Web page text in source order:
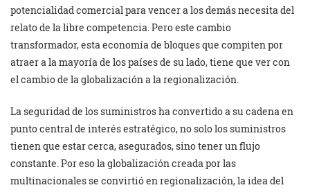
potencialidad comercial para vencer a los demás necesita del
relato de la libre competencia. Pero este cambio
transformador, esta economía de bloques que compiten por
atraer a la mayoría de los países de su lado, tiene que ver con
el cambio de la globalización a la regionalización.
La seguridad de los suministros ha convertido a su cadena en
punto central de interés estratégico, no solo los suministros
tienen que estar cerca, asegurados, sino tener un flujo
constante. Por eso la globalización creada por las
multinacionales se convirtió en regionalización, la idea del